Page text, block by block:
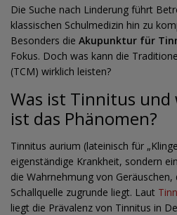
Die Suche nach Linderung führt
klassischen Schulmedizin hin zu
Besonders die Akupunktur für
Fokus. Doch was kann die
(TCM) wirklich leisten?
Was ist Tinnitus
ist das Phänomen?
Tinnitus aurium (lateinisch für
eigenständige Krankheit, sondern ein
die Wahrnehmung von
Schallquelle zugrunde liegt. Laut
liegt die Prävalenz von Tinnitus in